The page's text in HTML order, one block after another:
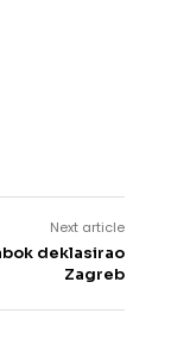
Next article
deklasirao
Zagreb